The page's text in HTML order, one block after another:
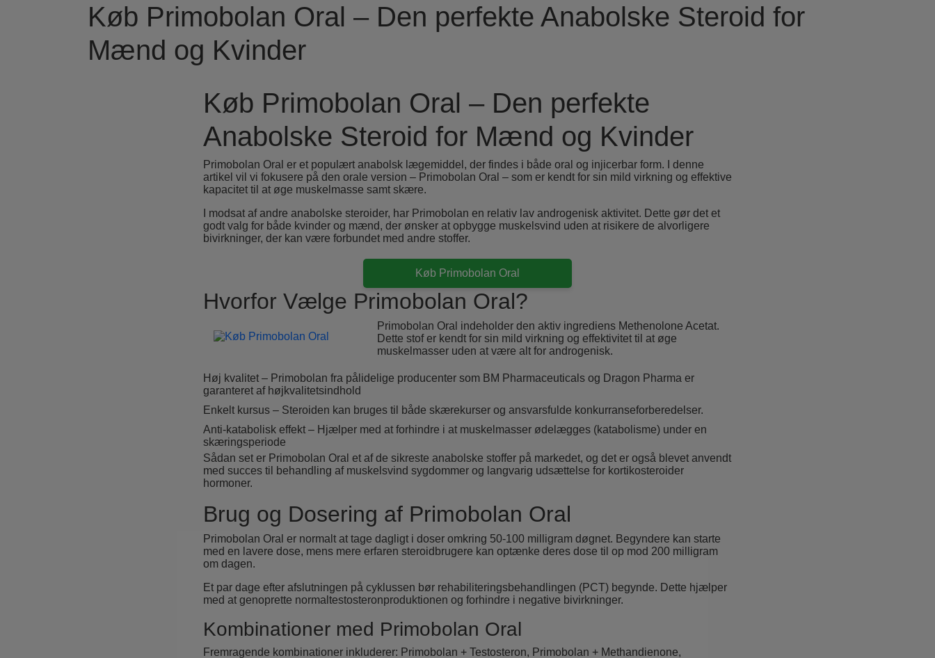
Køb Primobolan Oral – Den perfekte Anabolske Steroid for
Mænd og Kvinder
Køb Primobolan Oral – Den perfekte
Anabolske Steroid for Mænd og Kvinder
Primobolan Oral er et populært anabolsk lægemiddel, der findes i både oral og injicerbar form. I denne
artikel vil vi fokusere på den orale version – Primobolan Oral – som er kendt for sin mild virkning og effektive
kapacitet til at øge muskelmasse samt skære.
I modsat af andre anabolske steroider, har Primobolan en relativ lav androgenisk aktivitet. Dette gør det et
godt valg for både kvinder og mænd, der ønsker at opbygge muskelsvind uden at risikere de alvorligere
bivirkninger, der kan være forbundet med andre stoffer.
Køb Primobolan Oral
Hvorfor Vælge Primobolan Oral?
Primobolan Oral indeholder den aktiv ingrediens Methenolone Acetat.
Dette stof er kendt for sin mild virkning og effektivitet til at øge
muskelmasser uden at være alt for androgenisk.
Høj kvalitet – Primobolan fra pålidelige producenter som BM Pharmaceuticals og Dragon Pharma er
garanteret af højkvalitetsindhold
Enkelt kursus – Steroiden kan bruges til både skærekurser og ansvarsfulde konkurranseforberedelser.
Anti-katabolisk effekt – Hjælper med at forhindre i at muskelmasser ødelægges (katabolisme) under en
skæringsperiode
Sådan set er Primobolan Oral et af de sikreste anabolske stoffer på markedet, og det er også blevet anvendt
med succes til behandling af muskelsvind sygdommer og langvarig udsættelse for kortikosteroider
hormoner.
Brug og Dosering af Primobolan Oral
Primobolan Oral er normalt at tage dagligt i doser omkring 50-100 milligram døgnet. Begyndere kan starte
med en lavere dose, mens mere erfaren steroidbrugere kan optænke deres dose til op mod 200 milligram
om dagen.
Et par dage efter afslutningen på cyklussen bør rehabiliteringsbehandlingen (PCT) begynde. Dette hjælper
med at genoprette normaltestosteronproduktionen og forhindre i negative bivirkninger.
Kombinationer med Primobolan Oral
Fremragende kombinationer inkluderer: Primobolan + Testosteron, Primobolan + Methandienone,